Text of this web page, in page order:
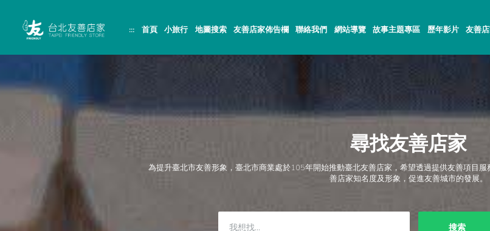
容
::: 首頁 小旅行 地圖搜索 友善店家佈告欄 聯絡我們 網站導覽 故事主題專區 歷年影片 友善
尋找友善店家
為提升臺北市友善形象，臺北市商業處於105年開始推動臺北友善店家，希望透過提供友善項目
善店家知名度及形象，促進友善城市的發展。
搜索